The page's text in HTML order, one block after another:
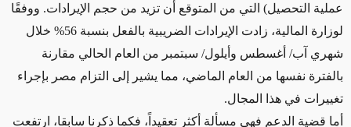
عملية التحصيل) التي من المتوقع أن تزيد من حجم الإيرادات. ووفقًا
لوزارة المالية، زادت الإيرادات الضريبية بالفعل بنسبة 56% خلال
شهري آب/ أغسطس وأيلول/ سبتمبر من العام الحالي مقارنة
بالفترة نفسها من العام الماضي، مما يشير إلى التزام مصر بإجراء
تغييرات في هذا المجال.
أما قضية الدعم فهي مسألة أكثر تعقيداً، فكما ذكرنا سابقا، ارتفعت